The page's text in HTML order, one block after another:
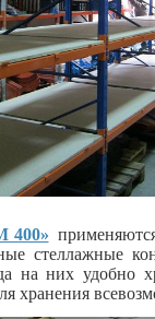
400»
стеллажные
на них удобно
хранения